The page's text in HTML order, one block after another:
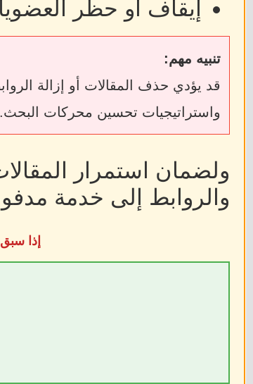
إيقاف أو حظر
تنبيه مهم:
واستراتيجيات تحسين محركات البحث.
ولضمان استمرار
والروابط إلى خدمة
إذا